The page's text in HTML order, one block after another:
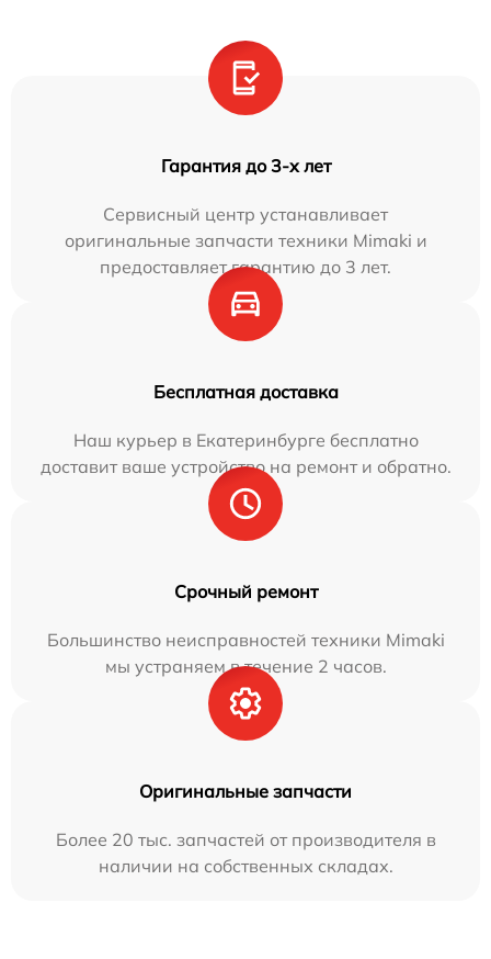
Гарантия до 3-х лет
Сервисный центр устанавливает
оригинальные запчасти техники Mimaki и
предоставляет гарантию до 3 лет.
Бесплатная доставка
Наш курьер в Екатеринбурге бесплатно
доставит ваше устройство на ремонт и обратно.
Срочный ремонт
Большинство неисправностей техники Mimaki
мы устраняем в течение 2 часов.
Оригинальные запчасти
Более 20 тыс. запчастей от производителя в
наличии на собственных складах.